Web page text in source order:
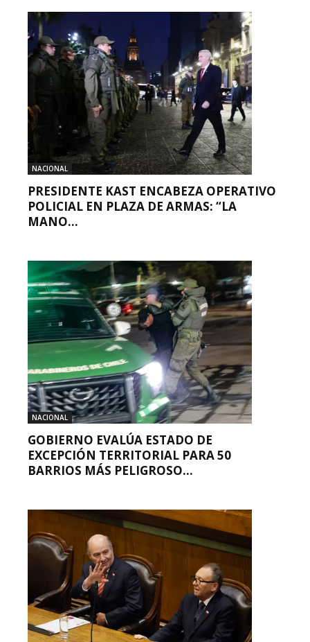
NACIONAL
PRESIDENTE KAST ENCABEZA OPERATIVO
POLICIAL EN PLAZA DE ARMAS: “LA
MANO...
NACIONAL
GOBIERNO EVALÚA ESTADO DE
EXCEPCIÓN TERRITORIAL PARA 50
BARRIOS MÁS PELIGROSO...